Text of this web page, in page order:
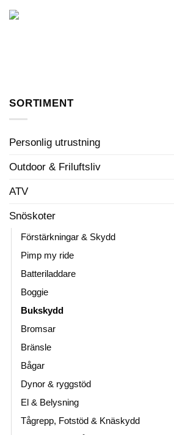
Skip
SORTIMENT
Personlig utrustning
Outdoor & Friluftsliv
ATV
Snöskoter
Förstärkningar & Skydd
Pimp my ride
Batteriladdare
Boggie
Bukskydd
Bromsar
Bränsle
Bågar
Dynor & ryggstöd
El & Belysning
Tågrepp, Fotstöd & Knäskydd